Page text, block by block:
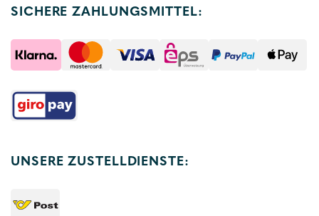
SICHERE ZAHLUNGSMITTEL:
UNSERE ZUSTELLDIENSTE: